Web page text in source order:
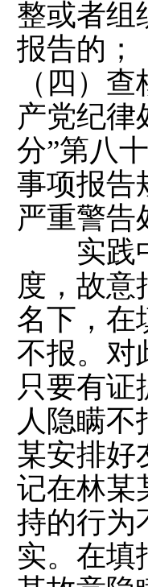
整或者组
报告的；
（四）
产党纪律
分”第八
事项报告
严重警告
实践中
度，故意
名下，在
不报。对
只要有
人隐瞒
某安排好
记在林某
持的行为
实。在填